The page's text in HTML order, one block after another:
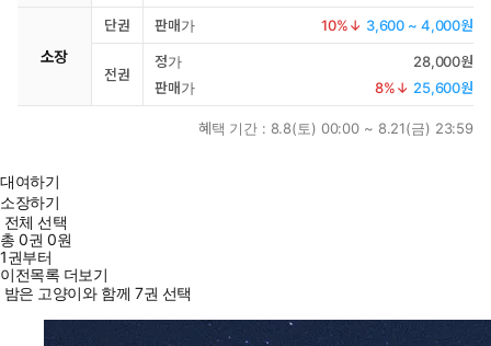
소장
단권 판매가 10%↓ 3,600 ~ 4,000원
전권
정가
28,000원
판매가
8%↓ 25,600원
혜택 기간 : 8.8(토) 00:00 ~ 8.21(금) 23:59
대여하기
소장하기
전체 선택
총0권 0원
1권부터
이전목록 더보기
밤은 고양이와 함께 7권 선택